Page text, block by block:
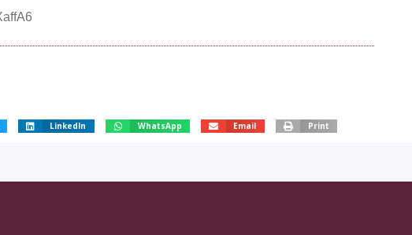
LinkedIn WhatsApp Email Print